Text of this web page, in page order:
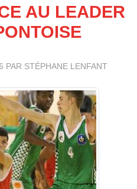
AU LEADER
PAR STÉPHANE LENFANT